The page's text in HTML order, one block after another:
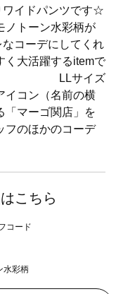
ワイドパンツです☆
ノトーン水彩柄が
コーデにしてくれ
く大活躍するitemで
プス LLサイズ
（名前の横
「マーゴ関店」を
フのほかのコーデ
こちら
水彩柄